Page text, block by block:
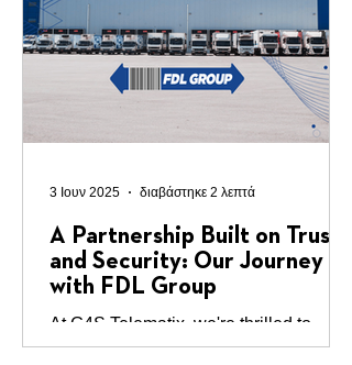
A Partnership Built on Trust
and Security: Our Journey
with FDL Group
At G4S Telematix, we're thrilled to
share the story of our long-standing
3 Ιουν 2025 διαβάστηκε 2 λεπτά